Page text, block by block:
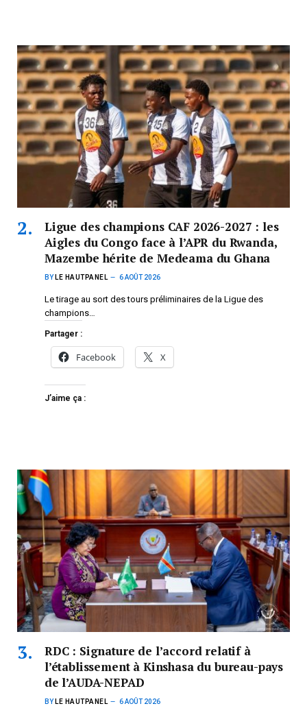
Ligue des champions CAF 2026-2027 : les
Aigles du Congo face à l’APR du Rwanda,
Mazembe hérite de Medeama du Ghana
BY LE HAUTPANEL 6 AOÛT 2026
Le tirage au sort des tours préliminaires de la Ligue des
champions…
Partager :
Facebook X
J’aime ça :
RDC : Signature de l’accord relatif à
l’établissement à Kinshasa du bureau-pays
de l’AUDA-NEPAD
BY LE HAUTPANEL 6 AOÛT 2026